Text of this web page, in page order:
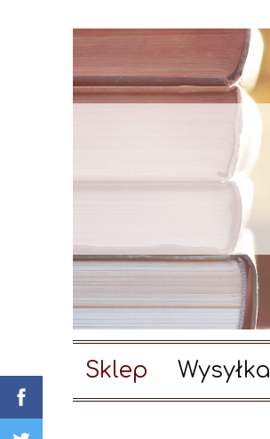
Sklep Wysyłka